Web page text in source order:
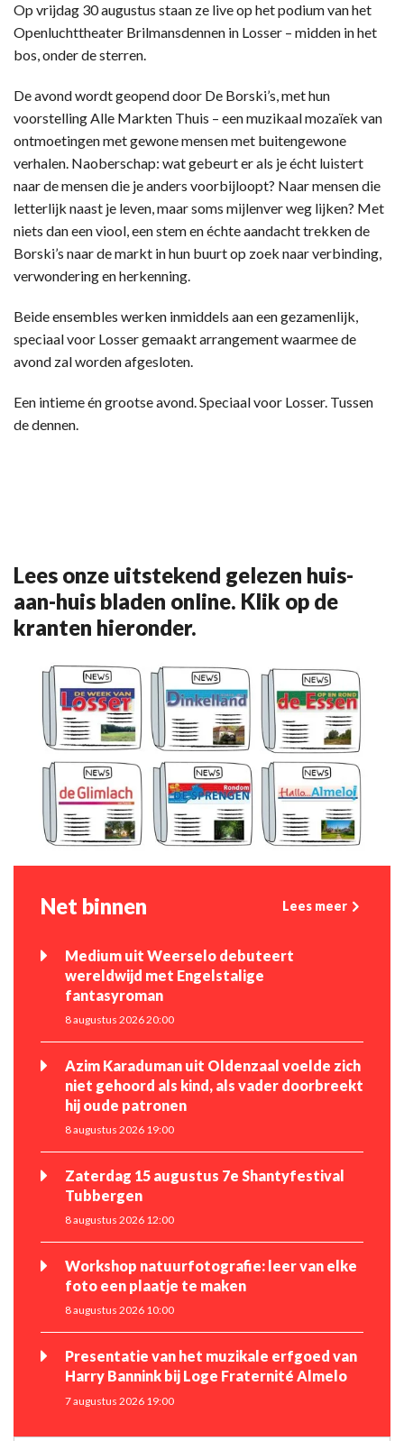
Op vrijdag 30 augustus staan ze live op het podium van het
Openluchttheater Brilmansdennen in Losser – midden in het
bos, onder de sterren.
De avond wordt geopend door De Borski’s, met hun
voorstelling Alle Markten Thuis – een muzikaal mozaïek van
ontmoetingen met gewone mensen met buitengewone
verhalen. Naoberschap: wat gebeurt er als je écht luistert
naar de mensen die je anders voorbijloopt? Naar mensen die
letterlijk naast je leven, maar soms mijlenver weg lijken? Met
niets dan een viool, een stem en échte aandacht trekken de
Borski’s naar de markt in hun buurt op zoek naar verbinding,
verwondering en herkenning.
Beide ensembles werken inmiddels aan een gezamenlijk,
speciaal voor Losser gemaakt arrangement waarmee de
avond zal worden afgesloten.
Een intieme én grootse avond. Speciaal voor Losser. Tussen
de dennen.
Lees onze uitstekend gelezen huis-
aan-huis bladen online. Klik op de
kranten hieronder.
Net binnen Lees meer
Medium uit Weerselo debuteert
wereldwijd met Engelstalige
fantasyroman
8 augustus 2026 20:00
Azim Karaduman uit Oldenzaal voelde zich
niet gehoord als kind, als vader doorbreekt
hij oude patronen
8 augustus 2026 19:00
Zaterdag 15 augustus 7e Shantyfestival
Tubbergen
8 augustus 2026 12:00
Workshop natuurfotografie: leer van elke
foto een plaatje te maken
8 augustus 2026 10:00
Presentatie van het muzikale erfgoed van
Harry Bannink bij Loge Fraternité Almelo
7 augustus 2026 19:00